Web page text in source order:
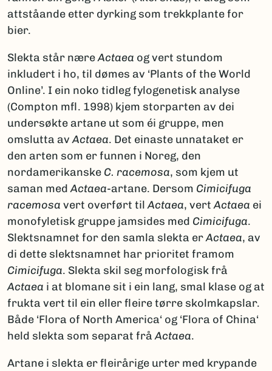
attståande etter dyrking som trekkplante for
bier.
Slekta står næreActaea og vert stundom
inkludert i ho, til dømes av ‘Plants of the World
Online’. I ein noko tidleg fylogenetisk analyse
(Compton mfl. 1998) kjem storparten av dei
undersøkte artane ut som éi gruppe, men
omslutta avActaea. Det einaste unnataket er
den arten som er funnen i Noreg, den
nordamerikanske C. racemosa, som kjem ut
saman medActaea-artane. Dersom Cimicifuga
racemosa vert overført tilActaea, vertActaea ei
monofyletisk gruppe jamsides med Cimicifuga.
Slektsnamnet for den samla slekta erActaea, av
di dette slektsnamnet har prioritet framom
Cimicifuga. Slekta skil seg morfologisk frå
Actaea i at blomane sit i ein lang, smal klase og at
frukta vert til ein eller fleire tørre skolmkapslar.
Både ‘Flora of North America‘ og ‘Flora of China‘
held slekta som separat fråActaea.
Artane i slekta er fleirårige urter med krypande